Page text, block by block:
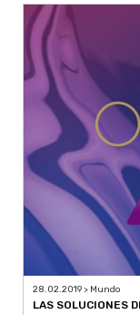
28.02.2019 > Mundo
LAS SOLUCIONES